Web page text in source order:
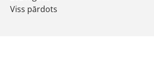
Viss pārdots